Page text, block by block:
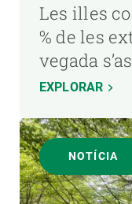
Les illes
% de les
vegada
EXPLORAR
NOTÍCIA